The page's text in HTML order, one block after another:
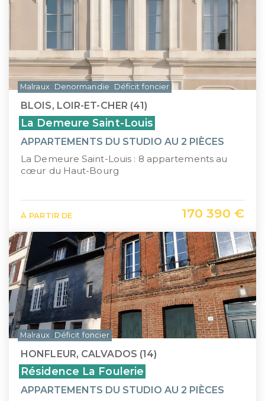
BLOIS, LOIR-ET-CHER (41)
La Demeure Saint-Louis
APPARTEMENTS DU STUDIO AU 2 PIÈCES
La Demeure Saint-Louis : 8 appartements au
cœur du Haut-Bourg
À PARTIR DE 170 390 €
Malraux Denormandie Déficit foncier
HONFLEUR, CALVADOS (14)
Résidence La Foulerie
APPARTEMENTS DU STUDIO AU 2 PIÈCES
Malraux Déficit foncier